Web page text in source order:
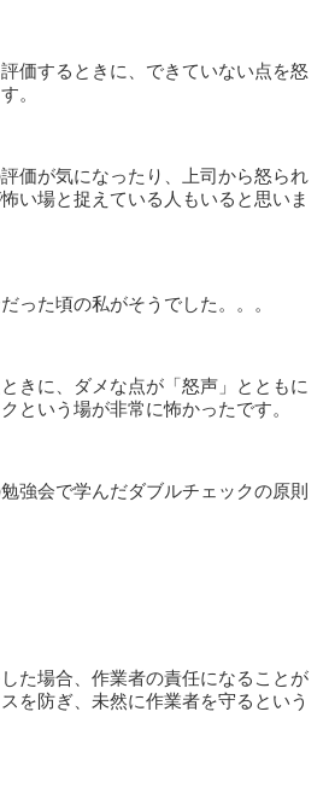
価するときに、できていない点を怒
。
価が気になったり、上司から怒られ
い場と捉えている人もいると思いま
った頃の私がそうでした。。。
きに、ダメな点が「怒声」とともに
という場が非常に怖かったです。
強会で学んだダブルチェックの原則
た場合、作業者の責任になることが
を防ぎ、未然に作業者を守るという